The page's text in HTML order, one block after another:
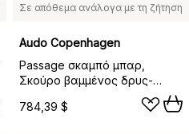
Σε απόθεμα ανάλογα με τη ζήτηση
Audo Copenhagen
Passage σκαμπό μπαρ,
Σκούρο βαμμένος δρυς-
ανοξείδωτο ατσάλι, 75 εκ.
784,39 $